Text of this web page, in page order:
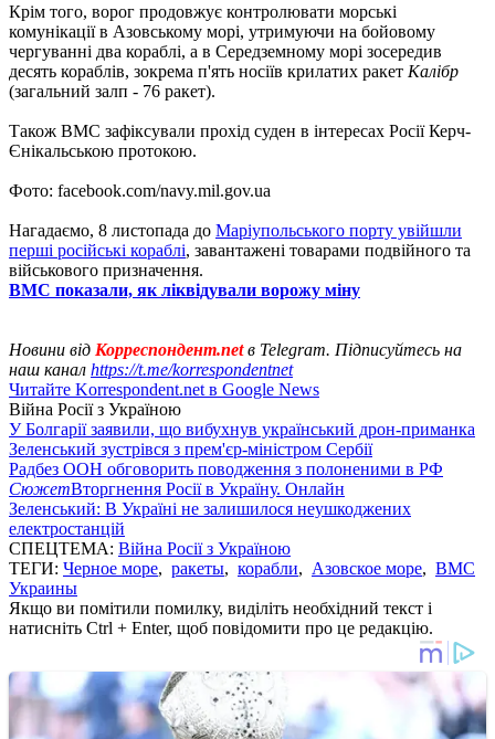
Крім того, ворог продовжує контролювати морські
комунікації в Азовському морі, утримуючи на бойовому
чергуванні два кораблі, а в Середземному морі зосередив
десять кораблів, зокрема п'ять носіїв крилатих ракет Калібр
(загальний залп - 76 ракет).
Також ВМС зафіксували прохід суден в інтересах Росії Керч-
Єнікальською протокою.
Фото: facebook.com/navy.mil.gov.ua
Нагадаємо, 8 листопада до Маріупольського порту увійшли
перші російські кораблі, завантажені товарами подвійного та
військового призначення.
ВМС показали, як ліквідували ворожу міну
Новини від Корреспондент.netв Telegram. Підписуйтесь на
наш канал https://t.me/korrespondentnet
Читайте Korrespondent.net в Google News
Війна Росії з Україною
У Болгарії заявили, що вибухнув український дрон-приманка
Зеленський зустрівся з прем'єр-міністром Сербії
Радбез ООН обговорить поводження з полоненими в РФ
СюжетВторгнення Росії в Україну. Онлайн
Зеленський: В Україні не залишилося неушкоджених
електростанцій
СПЕЦТЕМА: Війна Росії з Україною
ТЕГИ: Черное море, ракеты, корабли, Азовское море, ВМС
Украины
Якщо ви помітили помилку, виділіть необхідний текст і
натисніть Ctrl + Enter, щоб повідомити про це редакцію.